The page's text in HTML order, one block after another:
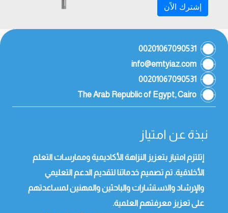
إشترك الاًن
00201067090531
info@emtyiaz.com
00201067090531
The Arab Republic of Egypt, Cairo
نبذة عن امتياز
إتلتزم امتياز بتعزيز النزاهة الأكاديمية وممارسات التعلم
الأخلاقية. تم تصميم خدماتنا لتقديم الدعم التعليمي
والإرشاد والاستشارات والباحثين والمهنين لمساعدتهم
على تعزيز معرفتهم العلمية.